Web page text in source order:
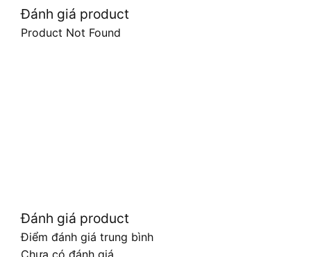
Đánh giá product
Product Not Found
Đánh giá product
Điểm đánh giá trung bình
Chưa có đánh giá